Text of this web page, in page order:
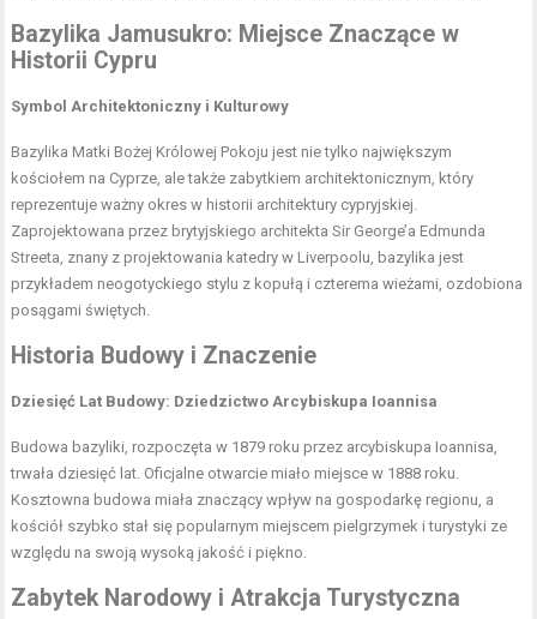
Bazylika Jamusukro: Miejsce Znaczące w
Historii Cypru
Symbol Architektoniczny i Kulturowy
Bazylika Matki Bożej Królowej Pokoju jest nie tylko największym
kościołem na Cyprze, ale także zabytkiem architektonicznym, który
reprezentuje ważny okres w historii architektury cypryjskiej.
Zaprojektowana przez brytyjskiego architekta Sir George’a Edmunda
Streeta, znany z projektowania katedry w Liverpoolu, bazylika jest
przykładem neogotyckiego stylu z kopułą i czterema wieżami, ozdobiona
posągami świętych.
Historia Budowy i Znaczenie
Dziesięć Lat Budowy: Dziedzictwo Arcybiskupa Ioannisa
Budowa bazyliki, rozpoczęta w 1879 roku przez arcybiskupa Ioannisa,
trwała dziesięć lat. Oficjalne otwarcie miało miejsce w 1888 roku.
Kosztowna budowa miała znaczący wpływ na gospodarkę regionu, a
kościół szybko stał się popularnym miejscem pielgrzymek i turystyki ze
względu na swoją wysoką jakość i piękno.
Zabytek Narodowy i Atrakcja Turystyczna